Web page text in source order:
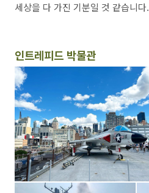
세상을 다 가진 기분일 것 같습니다.
인트레피드 박물관